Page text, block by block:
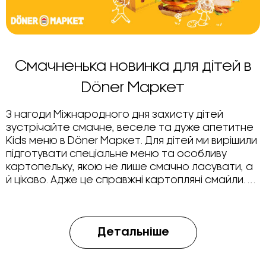
Смачненька новинка для дітей в
Döner Маркет
З нагоди Міжнародного дня захисту дітей
зустрічайте смачне, веселе та дуже апетитне
Kids меню в Döner Маркет. Для дітей ми вирішили
підготувати спеціальне меню та особливу
картопельку, якою не лише смачно ласувати, а
й цікаво. Адже це справжні картопляні смайли. …
Детальніше